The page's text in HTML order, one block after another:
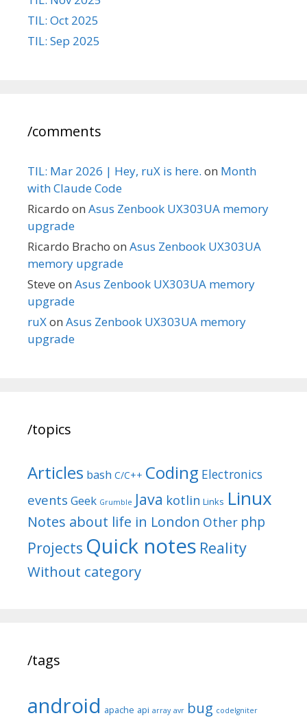
TIL: Oct 2025
TIL: Sep 2025
/comments
TIL: Mar 2026 | Hey, ruX is here. on Month
with Claude Code
Ricardo on Asus Zenbook UX303UA memory
upgrade
Ricardo Bracho on Asus Zenbook UX303UA
memory upgrade
Steve on Asus Zenbook UX303UA memory
upgrade
ruXon Asus Zenbook UX303UA memory
upgrade
/topics
Articles bash C/C++ Coding Electronics
events Geek Grumble Java kotlin Links Linux
Notes about life in London Other php
Projects Quick notes Reality
Without category
/tags
android apache api array avr bug codeIgniter